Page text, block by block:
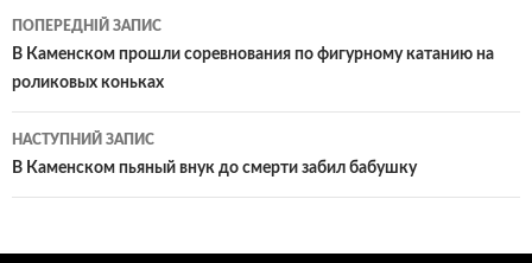
Навігація
по
записам
ПОПЕРЕДНІЙ ЗАПИС
В Каменском прошли соревнования по фигурному катанию на
роликовых коньках
НАСТУПНИЙ ЗАПИС
В Каменском пьяный внук до смерти забил бабушку